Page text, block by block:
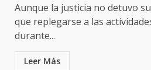
Aunque la justicia no detuvo
que replegarse a las
durante...
Leer Más